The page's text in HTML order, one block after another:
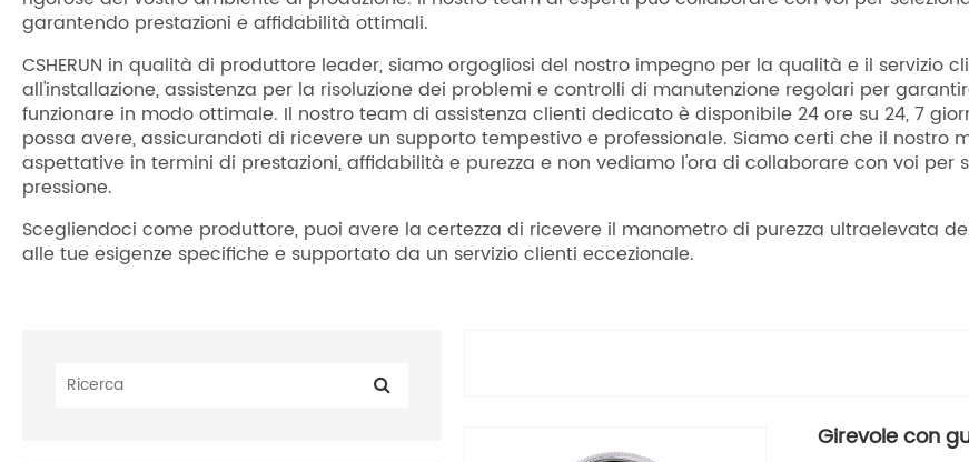
garantendo prestazioni e affidabilità ottimali.
CSHERUN in qualità di produttore leader, siamo orgogliosi del nostro impegno per la qualità e il servizio
all'installazione, assistenza per la risoluzione dei problemi e controlli di manutenzione regolari per
funzionare in modo ottimale. Il nostro team di assistenza clienti dedicato è disponibile 24 ore su 24, 7
possa avere, assicurandoti di ricevere un supporto tempestivo e professionale. Siamo certi che il nostro
aspettative in termini di prestazioni, affidabilità e purezza e non vediamo l'ora di collaborare con voi per
pressione.
Scegliendoci come produttore, puoi avere la certezza di ricevere il manometro di purezza ultraelevata
alle tue esigenze specifiche e supportato da un servizio clienti eccezionale.
Girevole con